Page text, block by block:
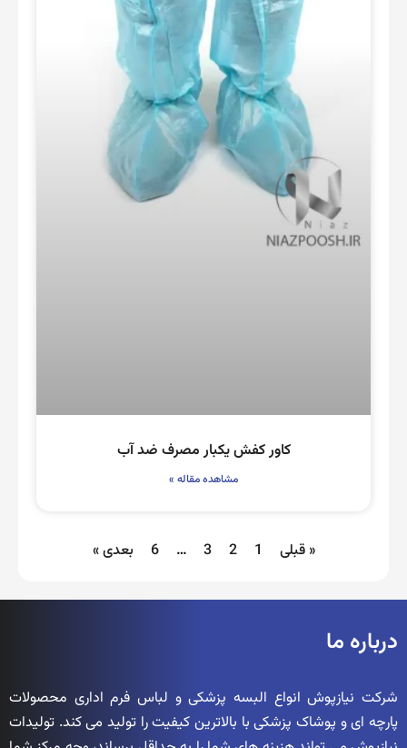
کاور کفش یکبار مصرف ضد آب
مشاهده مقاله »
« قبلی 1
2
3
…
6 بعدی »
درباره ما
شرکت نیازپوش انواع البسه پزشکی و لباس فرم اداری محصولات
پارچه ای و پوشاک پزشکی با بالاترین کیفیت را تولید می کند. تولیدات